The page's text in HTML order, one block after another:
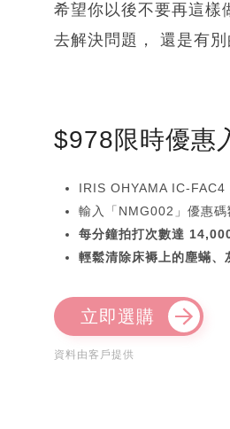
希望你以後不要再這樣
去解決問題， 還是有
$978限時優惠
IRIS OHYAMA IC-FAC4
輸入「NMG002」優惠
每分鐘拍打次數達
輕鬆清除床褥上的塵蟎、
立即選購
資料由客戶提供